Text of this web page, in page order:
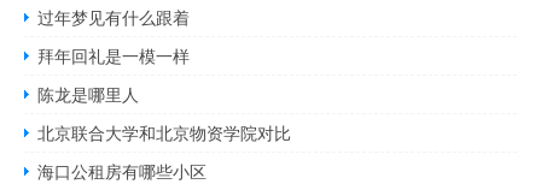
过年梦见有什么跟着
拜年回礼是一模一样
陈龙是哪里人
北京联合大学和北京物资学院对比
海口公租房有哪些小区